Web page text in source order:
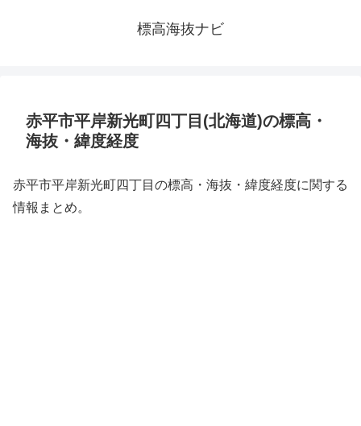
標高海抜ナビ
赤平市平岸新光町四丁目(北海道)の標高・
海抜・緯度経度
赤平市平岸新光町四丁目の標高・海抜・緯度経度に関する
情報まとめ。